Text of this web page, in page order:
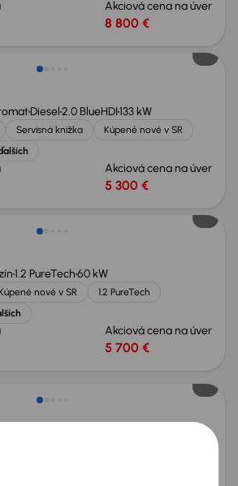
Akciová cena na úver
8 800 €
Diesel2.0 BlueHDI133 kW
Servisná knižka
Kúpené nové v SR
Akciová cena na úver
5 300 €
1.2 PureTech60 kW
nové v SR
1.2 PureTech
Akciová cena na úver
5 700 €